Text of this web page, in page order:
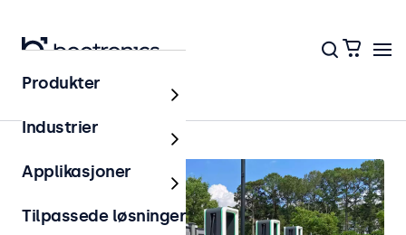
Hjem
Produkter
Industrier
Applikasjoner
Tilpassede løsninger